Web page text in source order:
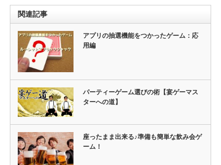
関連記事
アプリの抽選機能をつかったゲーム：応
用編
パーティーゲーム選びの術【宴ゲーマス
ターへの道】
座ったまま出来る♪準備も簡単な飲み会ゲ
ーム！